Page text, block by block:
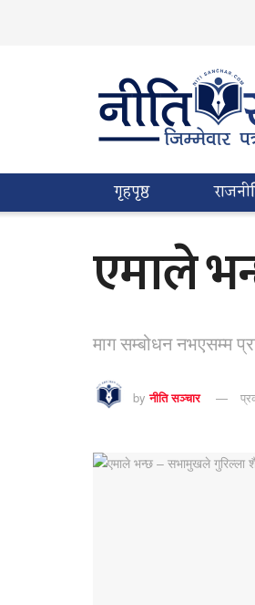
गृहपृष्ठ
एमाले
माग सम्बोधन नभएसम्म
by नीति सञ्चार